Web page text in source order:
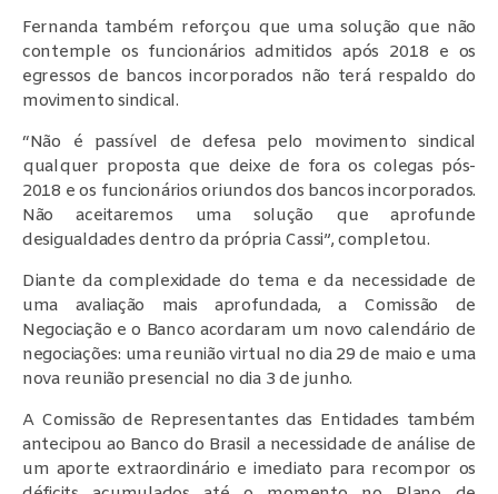
Fernanda também reforçou que uma solução que não
contemple os funcionários admitidos após 2018 e os
egressos de bancos incorporados não terá respaldo do
movimento sindical.
“Não é passível de defesa pelo movimento sindical
qualquer proposta que deixe de fora os colegas pós-
2018 e os funcionários oriundos dos bancos incorporados.
Não aceitaremos uma solução que aprofunde
desigualdades dentro da própria Cassi”, completou.
Diante da complexidade do tema e da necessidade de
uma avaliação mais aprofundada, a Comissão de
Negociação e o Banco acordaram um novo calendário de
negociações: uma reunião virtual no dia 29 de maio e uma
nova reunião presencial no dia 3 de junho.
A Comissão de Representantes das Entidades também
antecipou ao Banco do Brasil a necessidade de análise de
um aporte extraordinário e imediato para recompor os